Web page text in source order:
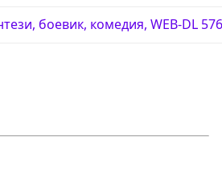
боевик, комедия, WEB-DL